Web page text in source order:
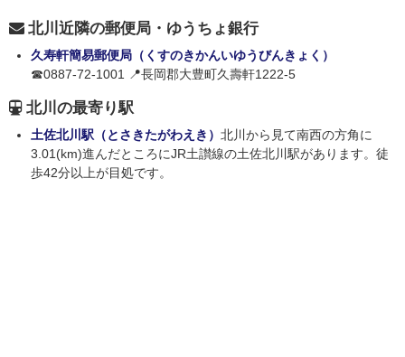
北川近隣の郵便局・ゆうちょ銀行
久寿軒簡易郵便局（くすのきかんいゆうびんきょく）
☎0887-72-1001 📍長岡郡大豊町久壽軒1222-5
北川の最寄り駅
土佐北川駅（とさきたがわえき） 北川から見て南西の方角に
3.01(km)進んだところにJR土讃線の土佐北川駅があります。徒
歩42分以上が目処です。